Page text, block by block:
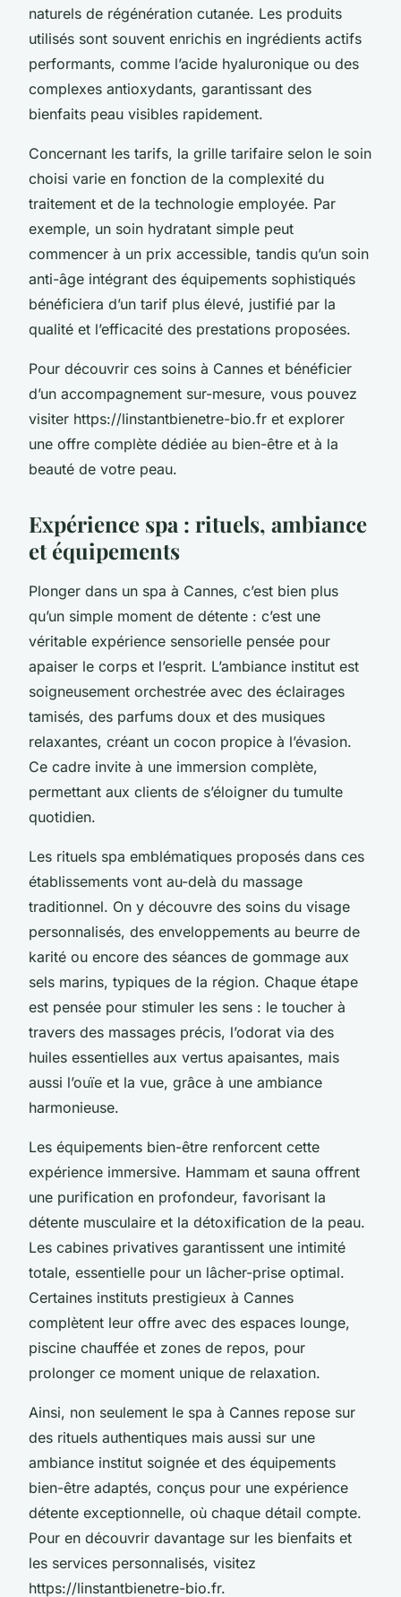
naturels de régénération cutanée. Les produits
utilisés sont souvent enrichis en ingrédients actifs
performants, comme l’acide hyaluronique ou des
complexes antioxydants, garantissant des
bienfaits peau visibles rapidement.
Concernant les tarifs, la grille tarifaire selon le soin
choisi varie en fonction de la complexité du
traitement et de la technologie employée. Par
exemple, un soin hydratant simple peut
commencer à un prix accessible, tandis qu’un soin
anti-âge intégrant des équipements sophistiqués
bénéficiera d’un tarif plus élevé, justifié par la
qualité et l’efficacité des prestations proposées.
Pour découvrir ces soins à Cannes et bénéficier
d’un accompagnement sur-mesure, vous pouvez
visiter https://linstantbienetre-bio.fr et explorer
une offre complète dédiée au bien-être et à la
beauté de votre peau.
Expérience spa : rituels, ambiance
et équipements
Plonger dans un spa à Cannes, c’est bien plus
qu’un simple moment de détente : c’est une
véritable expérience sensorielle pensée pour
apaiser le corps et l’esprit. L’ambiance institut est
soigneusement orchestrée avec des éclairages
tamisés, des parfums doux et des musiques
relaxantes, créant un cocon propice à l’évasion.
Ce cadre invite à une immersion complète,
permettant aux clients de s’éloigner du tumulte
quotidien.
Les rituels spa emblématiques proposés dans ces
établissements vont au-delà du massage
traditionnel. On y découvre des soins du visage
personnalisés, des enveloppements au beurre de
karité ou encore des séances de gommage aux
sels marins, typiques de la région. Chaque étape
est pensée pour stimuler les sens : le toucher à
travers des massages précis, l’odorat via des
huiles essentielles aux vertus apaisantes, mais
aussi l’ouïe et la vue, grâce à une ambiance
harmonieuse.
Les équipements bien-être renforcent cette
expérience immersive. Hammam et sauna offrent
une purification en profondeur, favorisant la
détente musculaire et la détoxification de la peau.
Les cabines privatives garantissent une intimité
totale, essentielle pour un lâcher-prise optimal.
Certaines instituts prestigieux à Cannes
complètent leur offre avec des espaces lounge,
piscine chauffée et zones de repos, pour
prolonger ce moment unique de relaxation.
Ainsi, non seulement le spa à Cannes repose sur
des rituels authentiques mais aussi sur une
ambiance institut soignée et des équipements
bien-être adaptés, conçus pour une expérience
détente exceptionnelle, où chaque détail compte.
Pour en découvrir davantage sur les bienfaits et
les services personnalisés, visitez
https://linstantbienetre-bio.fr.